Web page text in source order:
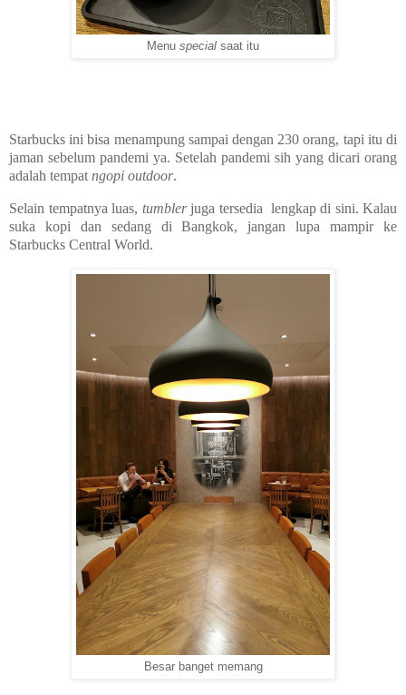
Menu special saat itu
Starbucks ini bisa menampung sampai dengan 230 orang, tapi itu di
jaman sebelum pandemi ya. Setelah pandemi sih yang dicari orang
adalah tempat ngopi outdoor.
Selain tempatnya luas, tumblerjuga tersedia lengkap di sini. Kalau
suka kopi dan sedang di Bangkok, jangan lupa mampir ke
Starbucks Central World.
Besar banget memang